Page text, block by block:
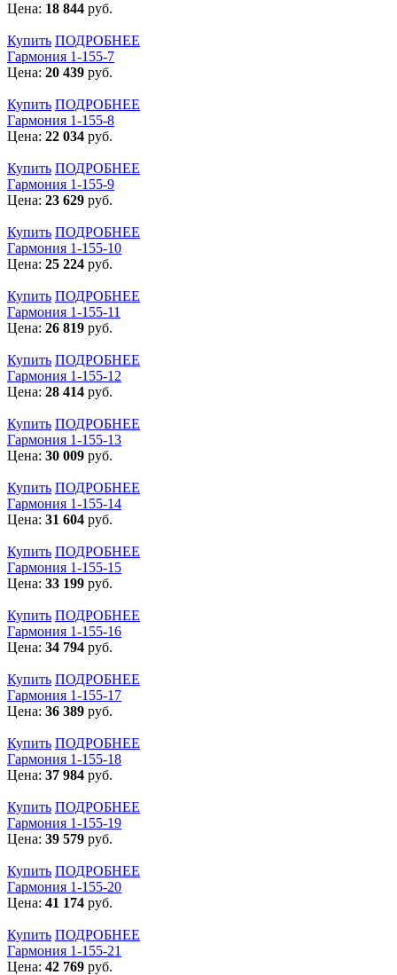
Цена: 18 844 руб.
Купить ПОДРОБНЕЕ
Гармония 1-155-7
Цена: 20 439 руб.
Купить ПОДРОБНЕЕ
Гармония 1-155-8
Цена: 22 034 руб.
Купить ПОДРОБНЕЕ
Гармония 1-155-9
Цена: 23 629 руб.
Купить ПОДРОБНЕЕ
Гармония 1-155-10
Цена: 25 224 руб.
Купить ПОДРОБНЕЕ
Гармония 1-155-11
Цена: 26 819 руб.
Купить ПОДРОБНЕЕ
Гармония 1-155-12
Цена: 28 414 руб.
Купить ПОДРОБНЕЕ
Гармония 1-155-13
Цена: 30 009 руб.
Купить ПОДРОБНЕЕ
Гармония 1-155-14
Цена: 31 604 руб.
Купить ПОДРОБНЕЕ
Гармония 1-155-15
Цена: 33 199 руб.
Купить ПОДРОБНЕЕ
Гармония 1-155-16
Цена: 34 794 руб.
Купить ПОДРОБНЕЕ
Гармония 1-155-17
Цена: 36 389 руб.
Купить ПОДРОБНЕЕ
Гармония 1-155-18
Цена: 37 984 руб.
Купить ПОДРОБНЕЕ
Гармония 1-155-19
Цена: 39 579 руб.
Купить ПОДРОБНЕЕ
Гармония 1-155-20
Цена: 41 174 руб.
Купить ПОДРОБНЕЕ
Гармония 1-155-21
Цена: 42 769 руб.